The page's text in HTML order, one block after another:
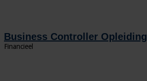
Business Controller Opleiding
Financieel